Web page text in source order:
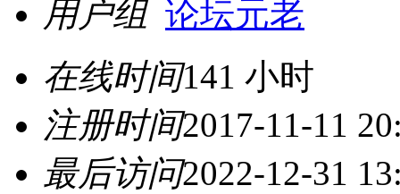
用户组 论坛元老
在线时间141 小时
注册时间2017-11-11
最后访问2022-12-31